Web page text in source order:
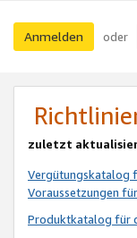
Anmelden oder
zuletzt
Vergütungskatalog
Voraussetzungen
Produktkatalog für